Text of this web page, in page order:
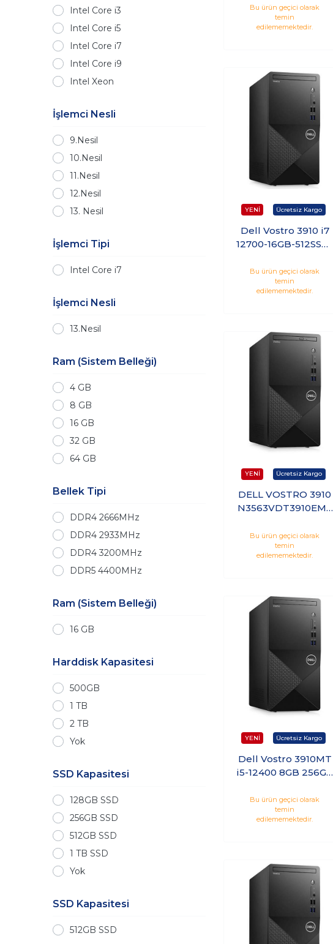
Intel Core i3
Intel Core i5
Intel Core i7
Intel Core i9
Intel Xeon
İşlemci Nesli
9.Nesil
10.Nesil
11.Nesil
12.Nesil
13. Nesil
İşlemci Tipi
Intel Core i7
İşlemci Nesli
13.Nesil
Ram (Sistem Belleği)
4 GB
8 GB
16 GB
32 GB
64 GB
Bellek Tipi
DDR4 2666MHz
DDR4 2933MHz
DDR4 3200MHz
DDR5 4400MHz
Ram (Sistem Belleği)
16 GB
Harddisk Kapasitesi
500GB
1 TB
2 TB
Yok
SSD Kapasitesi
128GB SSD
256GB SSD
512GB SSD
1 TB SSD
Yok
SSD Kapasitesi
512GB SSD
N7505Vdt3910Emea
_U Kt18
Bu ürün geçici olarak
temin
edilememektedir.
Dell Vostro 3910 i7
12700-16GB-512SSD-
Bu ürün geçici olarak
temin
edilememektedir.
DELL VOSTRO 3910
N3563VDT3910EME
256GB SSD DOS
Bu ürün geçici olarak
temin
edilememektedir.
Dell Vostro 3910MT
i5-12400 8GB 256GB
N7505VDT3910
Bu ürün geçici olarak
temin
edilememektedir.